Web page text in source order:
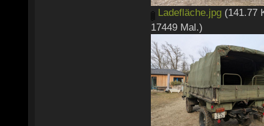
Ladefläche.jpg (141.77
17449 Mal.)